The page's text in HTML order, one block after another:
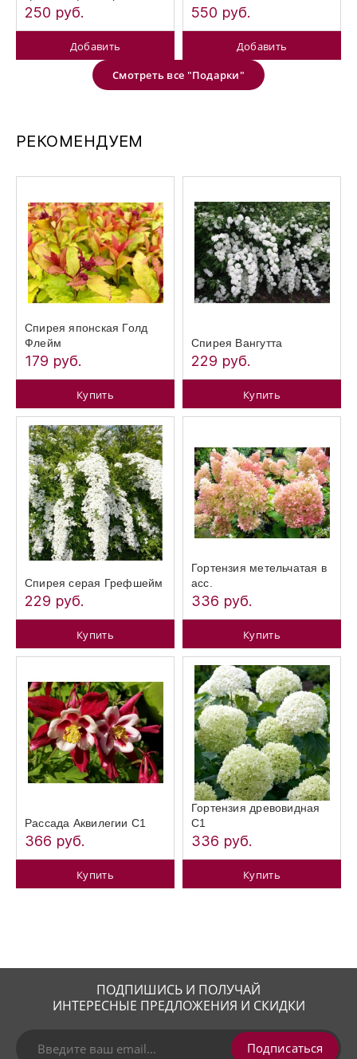
250 руб.
Добавить
550 руб.
Добавить
Смотреть все "Подарки"
РЕКОМЕНДУЕМ
Спирея японская Голд
Флейм
179 руб.
Купить
Спирея Вангутта
229 руб.
Купить
Спирея серая Грефшейм
229 руб.
Купить
Гортензия метельчатая в
асс.
336 руб.
Купить
Рассада Аквилегии С1
366 руб.
Купить
Гортензия древовидная
С1
336 руб.
Купить
ПОДПИШИСЬ И ПОЛУЧАЙ
ИНТЕРЕСНЫЕ ПРЕДЛОЖЕНИЯ И СКИДКИ
Подписаться